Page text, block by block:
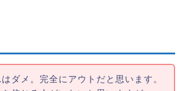
はダメ。完全にアウトだと思います。